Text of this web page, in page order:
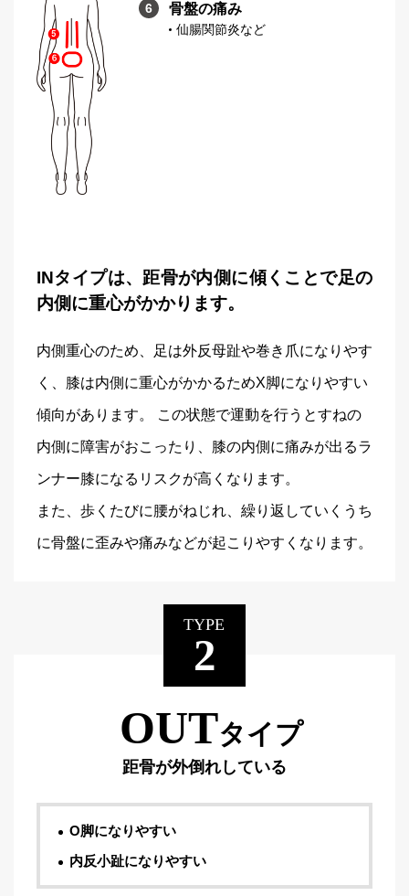
骨盤の痛み
仙腸関節炎など
INタイプは、距骨が内側に傾くことで足の
内側に重心がかかります。
内側重心のため、足は外反母趾や巻き爪になりやす
く、膝は内側に重心がかかるためX脚になりやすい
傾向があります。 この状態で運動を行うとすねの
内側に障害がおこったり、膝の内側に痛みが出るラ
ンナー膝になるリスクが高くなります。
また、歩くたびに腰がねじれ、繰り返していくうち
に骨盤に歪みや痛みなどが起こりやすくなります。
TYPE
2
OUTタイプ
距骨が外倒れしている
O脚になりやすい
内反小趾になりやすい